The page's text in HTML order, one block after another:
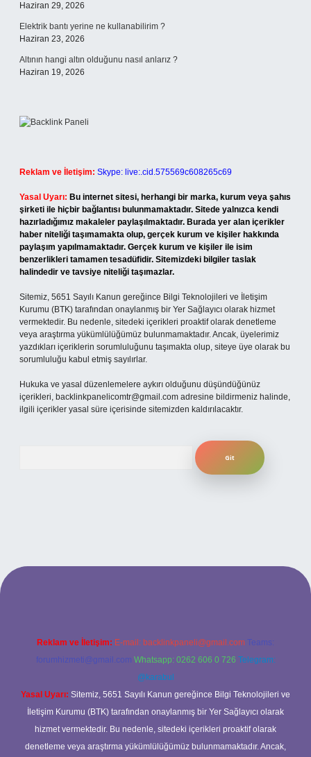
Haziran 29, 2026
Elektrik bantı yerine ne kullanabilirim ?
Haziran 23, 2026
Altının hangi altın olduğunu nasıl anlarız ?
Haziran 19, 2026
Reklam ve İletişim: Skype: live:.cid.575569c608265c69
Yasal Uyarı: Bu internet sitesi, herhangi bir marka, kurum veya şahıs
şirketi ile hiçbir bağlantısı bulunmamaktadır. Sitede yalnızca kendi
hazırladığımız makaleler paylaşılmaktadır. Burada yer alan içerikler
haber niteliği taşımamakta olup, gerçek kurum ve kişiler hakkında
paylaşım yapılmamaktadır. Gerçek kurum ve kişiler ile isim
benzerlikleri tamamen tesadüfidir. Sitemizdeki bilgiler taslak
halindedir ve tavsiye niteliği taşımazlar.
Sitemiz, 5651 Sayılı Kanun gereğince Bilgi Teknolojileri ve İletişim
Kurumu (BTK) tarafından onaylanmış bir Yer Sağlayıcı olarak hizmet
vermektedir. Bu nedenle, sitedeki içerikleri proaktif olarak denetleme
veya araştırma yükümlülüğümüz bulunmamaktadır. Ancak, üyelerimiz
yazdıkları içeriklerin sorumluluğunu taşımakta olup, siteye üye olarak bu
sorumluluğu kabul etmiş sayılırlar.
Hukuka ve yasal düzenlemelere aykırı olduğunu düşündüğünüz
içerikleri, backlinkpanelicomtr@gmail.com adresine bildirmeniz halinde,
ilgili içerikler yasal süre içerisinde sitemizden kaldırılacaktır.
bahis sitesi
Reklam ve İletişim: E-mail: backlinkpaneli@gmail.com Teams:
forumhizmeti@gmail.com Whatsapp: 0262 606 0 726 Telegram:
@karabul
Yasal Uyarı: Sitemiz, 5651 Sayılı Kanun gereğince Bilgi Teknolojileri ve
İletişim Kurumu (BTK) tarafından onaylanmış bir Yer Sağlayıcı olarak
hizmet vermektedir. Bu nedenle, sitedeki içerikleri proaktif olarak
denetleme veya araştırma yükümlülüğümüz bulunmamaktadır. Ancak,